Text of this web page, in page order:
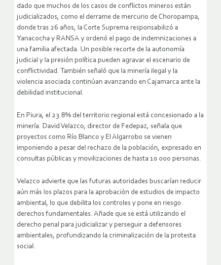
dado que muchos de los casos de conflictos mineros están
judicializados, como el derrame de mercurio de Choropampa,
donde tras 26 años, la Corte Suprema responsabilizó a
Yanacocha y RANSA y ordenó el pago de indemnizaciones a
una familia afectada. Un posible recorte de la autonomía
judicial y la presión política pueden agravar el escenario de
conflictividad. También señaló que la minería ilegal y la
violencia asociada continúan avanzando en Cajamarca ante la
debilidad institucional.
En Piura, el 23.8% del territorio regional está concesionado a la
minería. David Velazco, director de Fedepaz, señala que
proyectos como Río Blanco y El Algarrobo se vienen
imponiendo a pesar del rechazo de la población, expresado en
consultas públicas y movilizaciones de hasta 10 000 personas.
Velazco advierte que las futuras autoridades buscarían reducir
aún más los plazos para la aprobación de estudios de impacto
ambiental, lo que debilita los controles y pone en riesgo
derechos fundamentales. Añade que se está utilizando el
derecho penal para judicializar y perseguir a defensores
ambientales, profundizando la criminalización de la protesta
social.